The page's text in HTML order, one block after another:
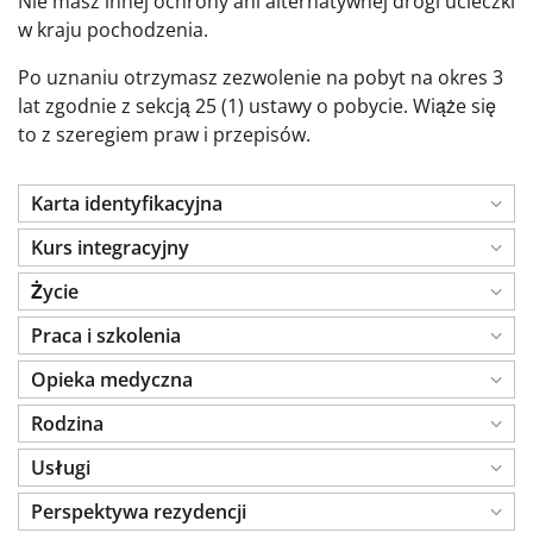
w kraju pochodzenia.
Po uznaniu otrzymasz zezwolenie na pobyt na okres 3
lat zgodnie z sekcją 25 (1) ustawy o pobycie. Wiąże się
to z szeregiem praw i przepisów.
Karta identyfikacyjna
Kurs integracyjny
Życie
Praca i szkolenia
Opieka medyczna
Rodzina
Usługi
Perspektywa rezydencji